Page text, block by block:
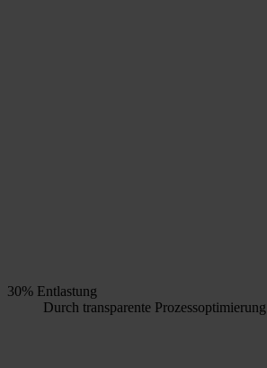
30% Entlastung
Durch transparente Prozessoptimierung